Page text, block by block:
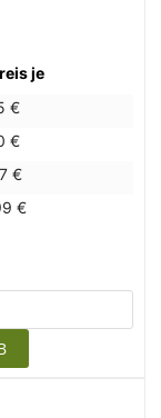
je
€
€
€
€